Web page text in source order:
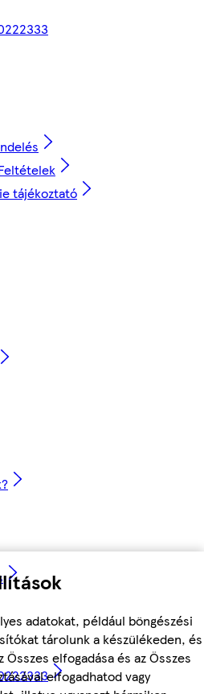
adatokat, például böngészési
tárolunk a készülékeden, és
elfogadása és az Összes
elfogadhatod vagy
tájékoztató